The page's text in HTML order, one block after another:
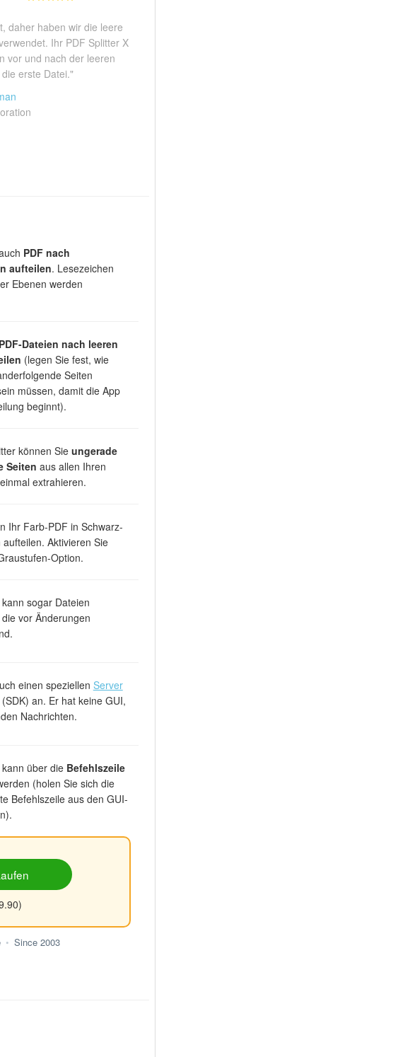
daher haben wir die leere
Ihr PDF Splitter X
vor und nach der leeren
erste Datei."
PDF nach
aufteilen. Lesezeichen
Ebenen werden
PDF-Dateien nach leeren
(legen Sie fest, wie
Seiten
müssen, damit die App
beginnt).
können Sieungerade
Seiten aus allen Ihren
extrahieren.
Ihr Farb-PDF in Schwarz-
Aktivieren Sie
Option.
sogar Dateien
vor Änderungen
einen speziellen Server
an. Er hat keine GUI,
Nachrichten.
über die Befehlszeile
(holen Sie sich die
Befehlszeile aus den GUI-
• Since 2003